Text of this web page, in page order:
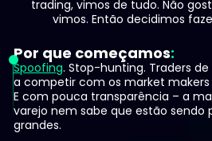
trading, vimos de tudo. Não
vimos. Então decidimos
Por que começamos
Spoofing. Stop-hunting. Traders
a competir com os market
E com pouca transparência – a
varejo nem sabe que estão sendo
grandes.